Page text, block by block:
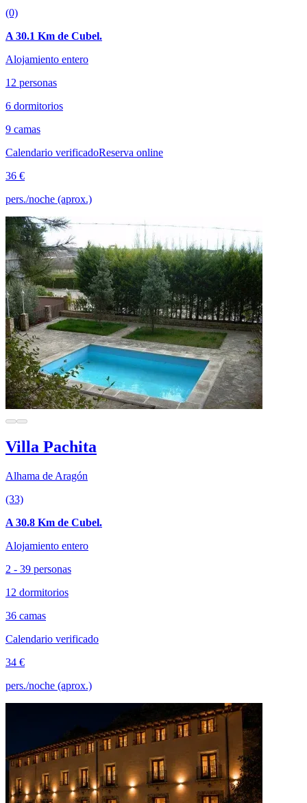
(0)
A 30.1 Km de Cubel.
Alojamiento entero
12 personas
6 dormitorios
9 camas
Calendario verificadoReserva online
36 €
pers./noche (aprox.)
Villa Pachita
Alhama de Aragón
(33)
A 30.8 Km de Cubel.
Alojamiento entero
2 - 39 personas
12 dormitorios
36 camas
Calendario verificado
34 €
pers./noche (aprox.)